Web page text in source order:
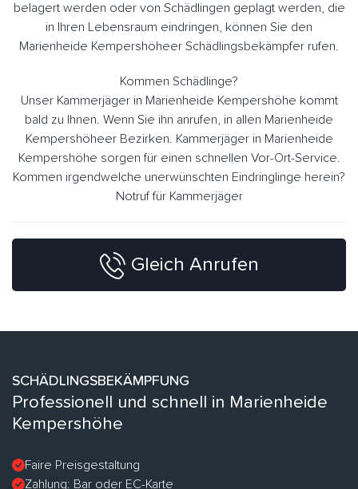
belagert werden oder von Schädlingen geplagt werden, die
in Ihren Lebensraum eindringen, können Sie den
Marienheide Kempershöheer Schädlingsbekämpfer rufen.
Kommen Schädlinge?
Unser Kammerjäger in Marienheide Kempershöhe kommt
bald zu Ihnen. Wenn Sie ihn anrufen, in allen Marienheide
Kempershöheer Bezirken. Kammerjäger in Marienheide
Kempershöhe sorgen für einen schnellen Vor-Ort-Service.
Kommen irgendwelche unerwünschten Eindringlinge herein?
Notruf für Kammerjäger
Gleich Anrufen
SCHÄDLINGSBEKÄMPFUNG
Professionell und schnell in Marienheide
Kempershöhe
Faire Preisgestaltung
Zahlung: Bar oder EC-Karte